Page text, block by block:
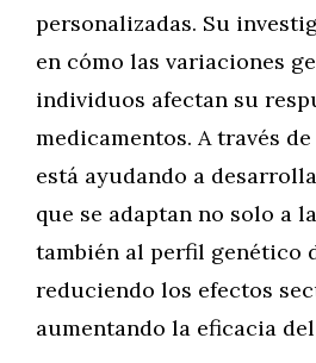
personalizadas. Su
en cómo las variaciones
individuos afectan su
medicamentos. A través
está ayudando a
que se adaptan no solo a
también al perfil genético
reduciendo los efectos
aumentando la eficacia